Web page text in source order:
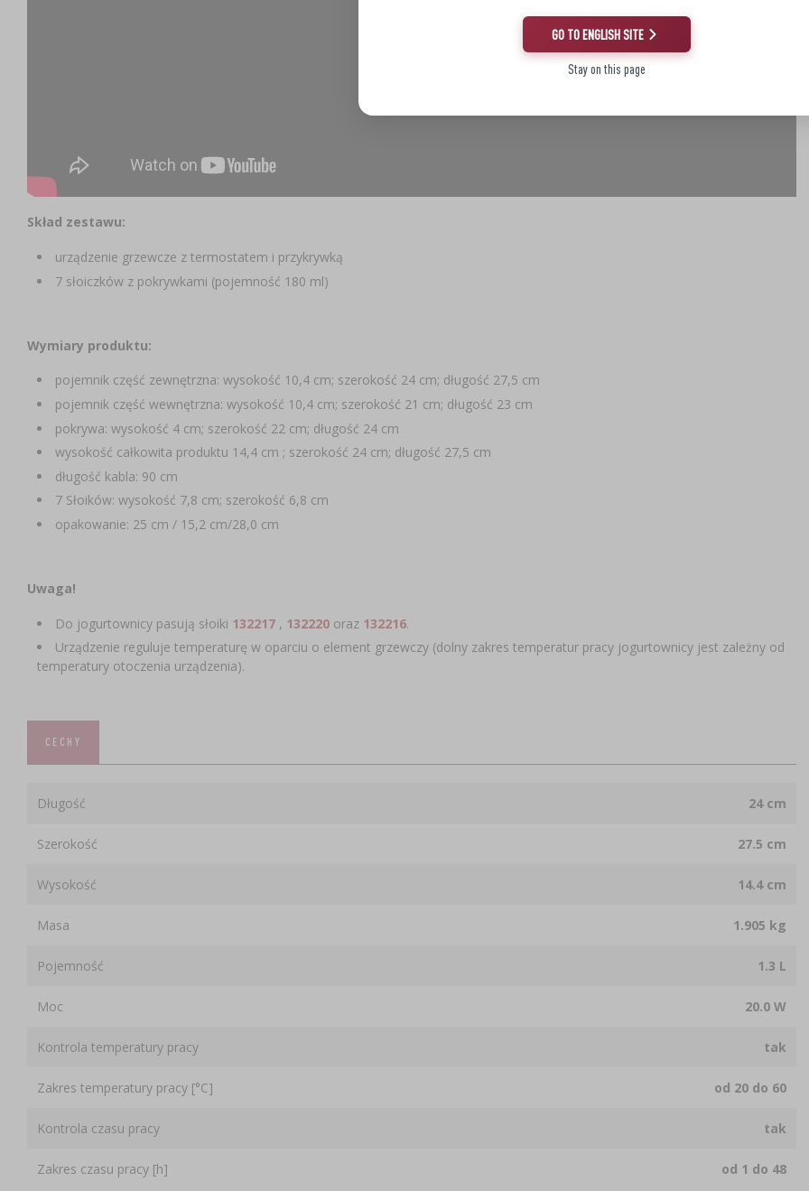
Skład zestawu:
urządzenie grzewcze z termostatem i przykrywką
7 słoiczków z pokrywkami (pojemność 180 ml)
Wymiary produktu:
pojemnik część zewnętrzna: wysokość 10,4 cm; szerokość 24 cm; długość 27,5 cm
pojemnik część wewnętrzna: wysokość 10,4 cm; szerokość 21 cm; długość 23 cm
pokrywa: wysokość 4 cm; szerokość 22 cm; długość 24 cm
wysokość całkowita produktu 14,4 cm ; szerokość 24 cm; długość 27,5 cm
długość kabla: 90 cm
7 Słoików: wysokość 7,8 cm; szerokość 6,8 cm
opakowanie: 25 cm / 15,2 cm/28,0 cm
Uwaga!
Do jogurtownicy pasują słoiki 132217, 132220 oraz 132216.
Urządzenie reguluje temperaturę w oparciu o element grzewczy (dolny zakres temperatur pracy jogurtownicy jest zależny od
temperatury otoczenia urządzenia).
CECHY
Długość 24 cm
Szerokość 27.5 cm
Wysokość 14.4 cm
Masa 1.905 kg
Pojemność 1.3 L
Moc 20.0 W
Kontrola temperatury pracy tak
Zakres temperatury pracy [°C] od 20 do 60
Kontrola czasu pracy tak
Zakres czasu pracy [h] od 1 do 48
GO TO ENGLISH SITE
Stay on this page